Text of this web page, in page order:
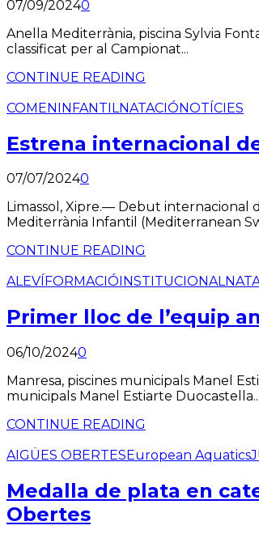
07/09/20240
Anella Mediterrània, piscina Sylvia
classificat per al Campionat...
CONTINUE READING
COMENINFANTIL NATACIÓNOTÍCIES
Estrena internacional
07/07/20240
Limassol, Xipre.— Debut internacional
Mediterrània Infantil (Mediterranean
CONTINUE READING
ALEVÍ FORMACIÓ INSTITUCIONAL
Primer lloc de l’equip
06/10/20240
Manresa, piscines municipals Manel
municipals Manel Estiarte Duocastella...
CONTINUE READING
AIGÜES OBERTES European Aquatics
Medalla de plata en
Obertes